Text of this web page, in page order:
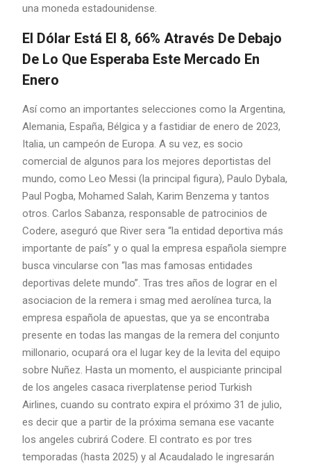
una moneda estadounidense.
El Dólar Está El 8, 66% Através De Debajo
De Lo Que Esperaba Este Mercado En
Enero
Así como an importantes selecciones como la Argentina,
Alemania, España, Bélgica y a fastidiar de enero de 2023,
Italia, un campeón de Europa. A su vez, es socio
comercial de algunos para los mejores deportistas del
mundo, como Leo Messi (la principal figura), Paulo Dybala,
Paul Pogba, Mohamed Salah, Karim Benzema y tantos
otros. Carlos Sabanza, responsable de patrocinios de
Codere, aseguró que River sera “la entidad deportiva más
importante de país” y o qual la empresa española siempre
busca vincularse con “las mas famosas entidades
deportivas delete mundo”. Tras tres años de lograr en el
asociacion de la remera i smag med aerolínea turca, la
empresa española de apuestas, que ya se encontraba
presente en todas las mangas de la remera del conjunto
millonario, ocupará ora el lugar key de la levita del equipo
sobre Nuñez. Hasta un momento, el auspiciante principal
de los angeles casaca riverplatense period Turkish
Airlines, cuando su contrato expira el próximo 31 de julio,
es decir que a partir de la próxima semana ese vacante
los angeles cubrirá Codere. El contrato es por tres
temporadas (hasta 2025) y al Acaudalado le ingresarán